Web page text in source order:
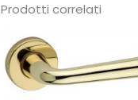
Prodotti correlati